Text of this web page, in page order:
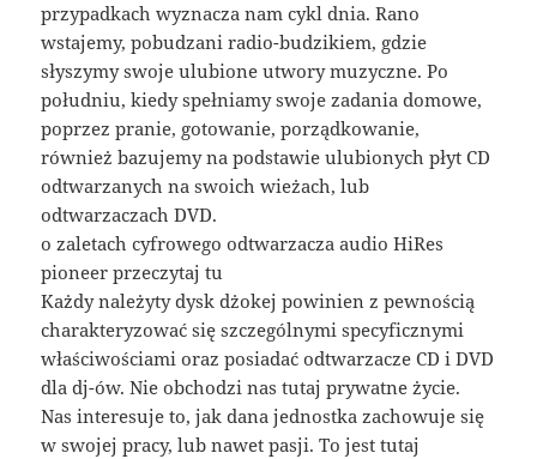
przypadkach wyznacza nam cykl dnia. Rano
wstajemy, pobudzani radio-budzikiem, gdzie
słyszymy swoje ulubione utwory muzyczne. Po
południu, kiedy spełniamy swoje zadania domowe,
poprzez pranie, gotowanie, porządkowanie,
również bazujemy na podstawie ulubionych płyt CD
odtwarzanych na swoich wieżach, lub
odtwarzaczach DVD.
o zaletach cyfrowego odtwarzacza audio HiRes
pioneer przeczytaj tu
Każdy należyty dysk dżokej powinien z pewnością
charakteryzować się szczególnymi specyficznymi
właściwościami oraz posiadać odtwarzacze CD i DVD
dla dj-ów. Nie obchodzi nas tutaj prywatne życie.
Nas interesuje to, jak dana jednostka zachowuje się
w swojej pracy, lub nawet pasji. To jest tutaj